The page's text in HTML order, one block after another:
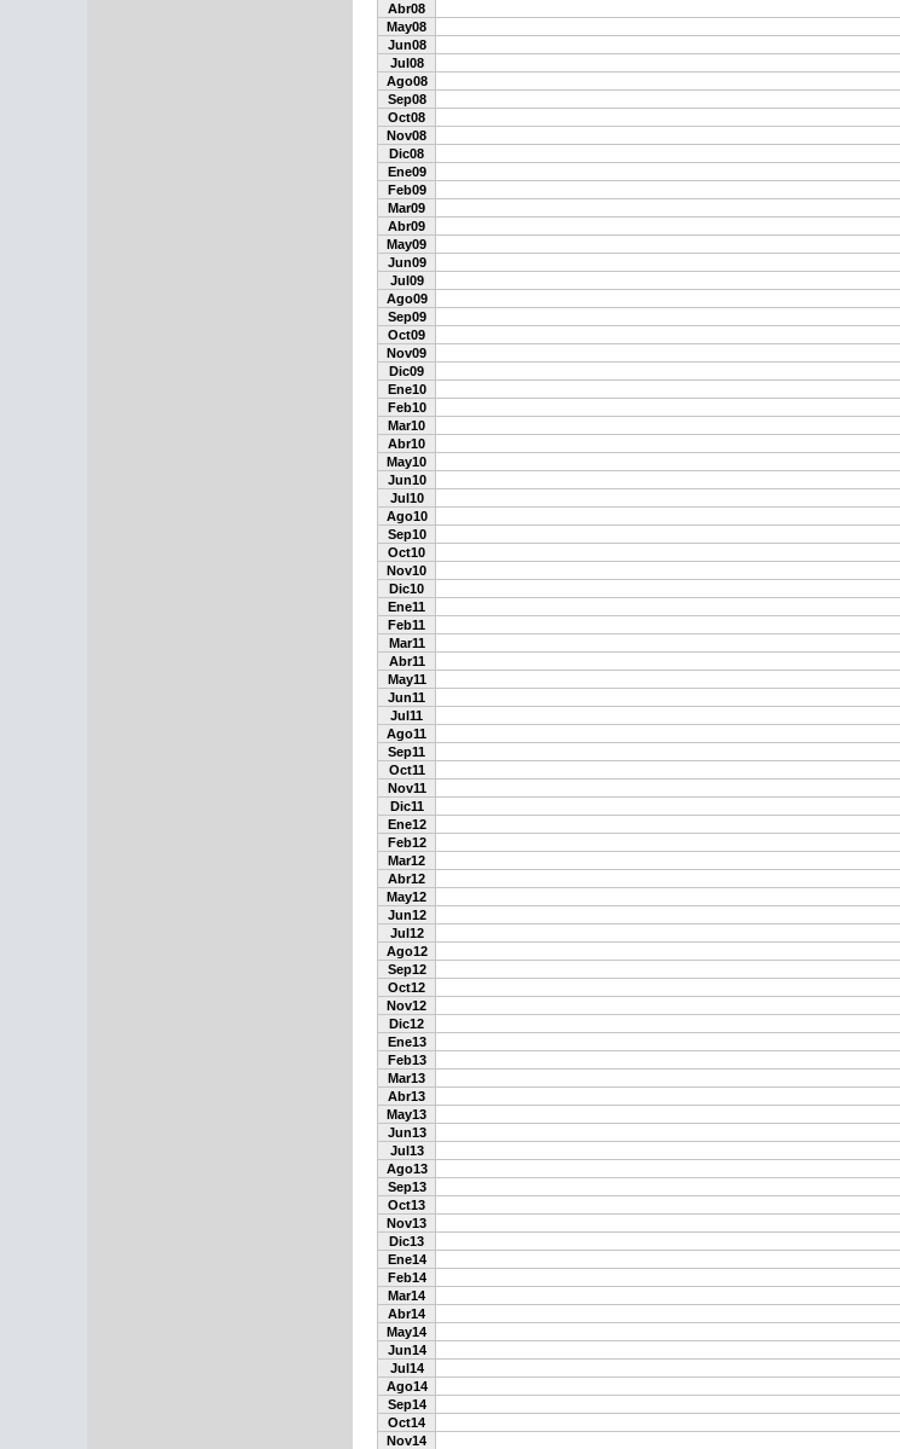
Abr08
May08
Jun08
Jul08
Ago08
Sep08
Oct08
Nov08
Dic08
Ene09
Feb09
Mar09
Abr09
May09
Jun09
Jul09
Ago09
Sep09
Oct09
Nov09
Dic09
Ene10
Feb10
Mar10
Abr10
May10
Jun10
Jul10
Ago10
Sep10
Oct10
Nov10
Dic10
Ene11
Feb11
Mar11
Abr11
May11
Jun11
Jul11
Ago11
Sep11
Oct11
Nov11
Dic11
Ene12
Feb12
Mar12
Abr12
May12
Jun12
Jul12
Ago12
Sep12
Oct12
Nov12
Dic12
Ene13
Feb13
Mar13
Abr13
May13
Jun13
Jul13
Ago13
Sep13
Oct13
Nov13
Dic13
Ene14
Feb14
Mar14
Abr14
May14
Jun14
Jul14
Ago14
Sep14
Oct14
Nov14